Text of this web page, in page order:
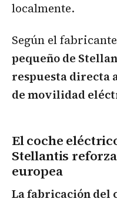
localmente.
Según el
pequeño de
respuesta directa
de movilidad
El coche
Stellantis
europea
La fabricación del